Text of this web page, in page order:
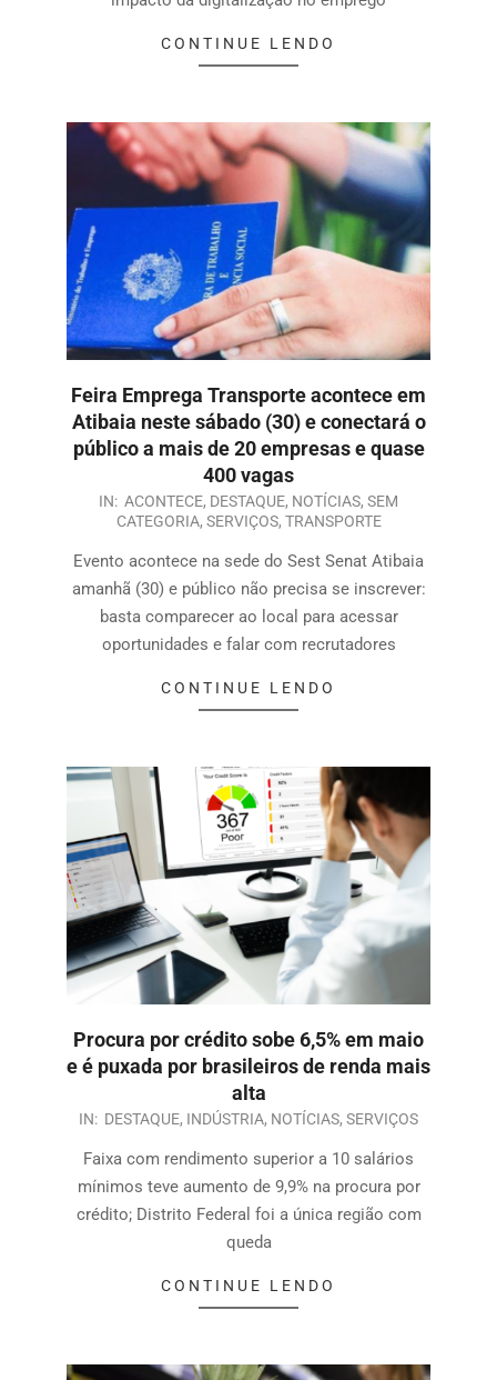
CONTINUE LENDO
Feira Emprega Transporte acontece em
Atibaia neste sábado (30) e conectará o
público a mais de 20 empresas e quase
400 vagas
IN: ACONTECE, DESTAQUE, NOTÍCIAS, SEM
CATEGORIA, SERVIÇOS, TRANSPORTE
Evento acontece na sede do Sest Senat Atibaia
amanhã (30) e público não precisa se inscrever:
basta comparecer ao local para acessar
oportunidades e falar com recrutadores
CONTINUE LENDO
Procura por crédito sobe 6,5% em maio
e é puxada por brasileiros de renda mais
alta
IN: DESTAQUE, INDÚSTRIA, NOTÍCIAS, SERVIÇOS
Faixa com rendimento superior a 10 salários
mínimos teve aumento de 9,9% na procura por
crédito; Distrito Federal foi a única região com
queda
CONTINUE LENDO